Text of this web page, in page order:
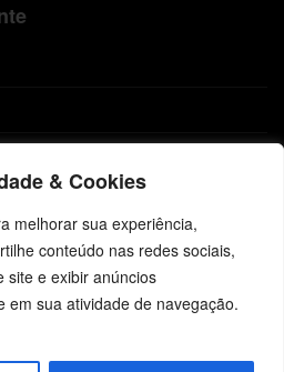
& Cookies
melhorar sua experiência,
conteúdo nas redes sociais,
site e exibir anúncios
em sua atividade de navegação.